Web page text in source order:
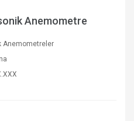
Anemometre
Anemometreler